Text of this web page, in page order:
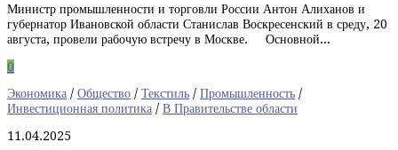
Министр промышленности и торговли России Антон Алиханов и
губернатор Ивановской области Станислав Воскресенский в среду, 20
августа, провели рабочую встречу в Москве. Основной...
0
Экономика / Общество / Текстиль / Промышленность /
Инвестиционная политика / В Правительстве области
11.04.2025